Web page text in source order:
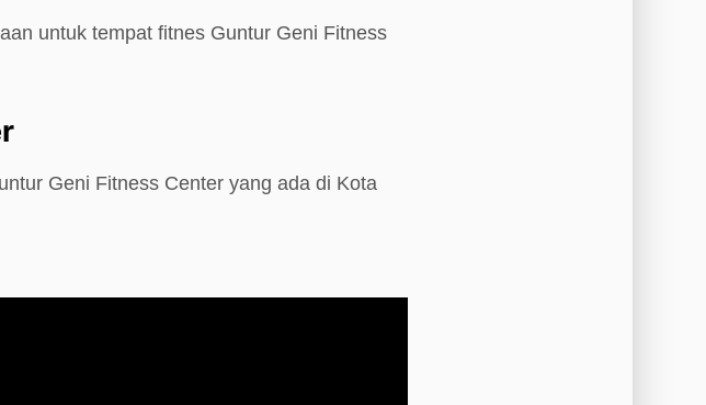
untuk tempat fitnes Guntur Geni Fitness
Geni Fitness Center yang ada di Kota